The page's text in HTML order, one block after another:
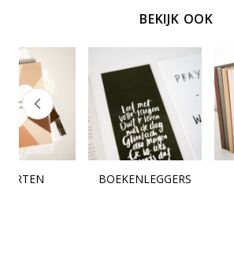
BEKIJK OOK
BOEKENLEGGERS